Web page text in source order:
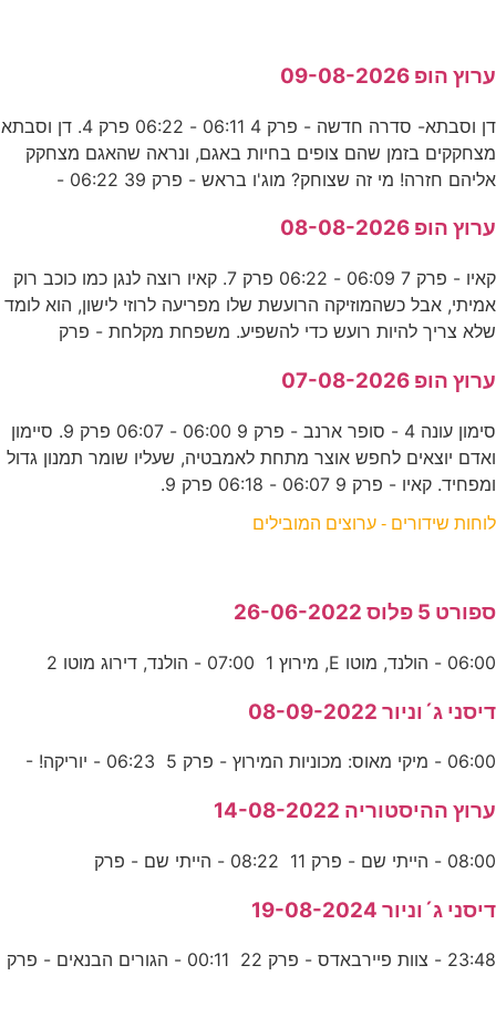
ערוץ הופ 09-08-2026
דן וסבתא- סדרה חדשה - פרק 4 06:11 - 06:22 פרק 4. דן וסבתא
מצחקקים בזמן שהם צופים בחיות באגם, ונראה שהאגם מצחקק
אליהם חזרה! מי זה שצוחק? מוג'ו בראש - פרק 39 06:22 -
ערוץ הופ 08-08-2026
קאיו - פרק 7 06:09 - 06:22 פרק 7. קאיו רוצה לנגן כמו כוכב רוק
אמיתי, אבל כשהמוזיקה הרועשת שלו מפריעה לרוזי לישון, הוא לומד
שלא צריך להיות רועש כדי להשפיע. משפחת מקלחת - פרק
ערוץ הופ 07-08-2026
סימון עונה 4 - סופר ארנב - פרק 9 06:00 - 06:07 פרק 9. סיימון
ואדם יוצאים לחפש אוצר מתחת לאמבטיה, שעליו שומר תמנון גדול
ומפחיד. קאיו - פרק 9 06:07 - 06:18 פרק 9.
לוחות שידורים - ערוצים המובילים
ספורט 5 פלוס 26-06-2022
06:00 - הולנד, מוטו E, מירוץ 1 07:00 - הולנד, דירוג מוטו 2
דיסני ג´וניור 08-09-2022
06:00 - מיקי מאוס: מכוניות המירוץ - פרק 5 06:23 - יוריקה! -
ערוץ ההיסטוריה 14-08-2022
08:00 - הייתי שם - פרק 11 08:22 - הייתי שם - פרק
דיסני ג´וניור 19-08-2024
23:48 - צוות פיירבאדס - פרק 22 00:11 - הגורים הבנאים - פרק